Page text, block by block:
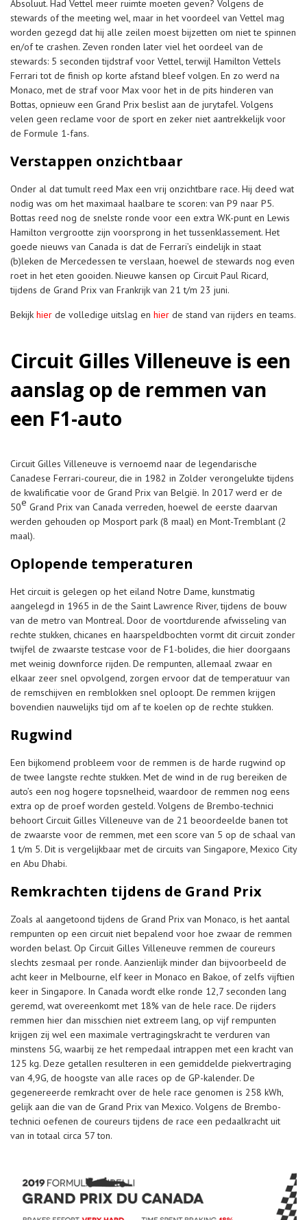
Absoluut. Had Vettel meer ruimte moeten geven? Volgens de
stewards of the meeting wel, maar in het voordeel van Vettel mag
worden gezegd dat hij alle zeilen moest bijzetten om niet te spinnen
en/of te crashen. Zeven ronden later viel het oordeel van de
stewards: 5 seconden tijdstraf voor Vettel, terwijl Hamilton Vettels
Ferrari tot de finish op korte afstand bleef volgen. En zo werd na
Monaco, met de straf voor Max voor het in de pits hinderen van
Bottas, opnieuw een Grand Prix beslist aan de jurytafel. Volgens
velen geen reclame voor de sport en zeker niet aantrekkelijk voor
de Formule 1-fans.
Verstappen onzichtbaar
Onder al dat tumult reed Max een vrij onzichtbare race. Hij deed wat
nodig was om het maximaal haalbare te scoren: van P9 naar P5.
Bottas reed nog de snelste ronde voor een extra WK-punt en Lewis
Hamilton vergrootte zijn voorsprong in het tussenklassement. Het
goede nieuws van Canada is dat de Ferrari’s eindelijk in staat
(b)leken de Mercedessen te verslaan, hoewel de stewards nog even
roet in het eten gooiden. Nieuwe kansen op Circuit Paul Ricard,
tijdens de Grand Prix van Frankrijk van 21 t/m 23 juni.
Bekijk hier de volledige uitslag en hier de stand van rijders en teams.
Circuit Gilles Villeneuve is een
aanslag op de remmen van
een F1-auto
Circuit Gilles Villeneuve is vernoemd naar de legendarische
Canadese Ferrari-coureur, die in 1982 in Zolder verongelukte tijdens
de kwalificatie voor de Grand Prix van België. In 2017 werd er de
50e Grand Prix van Canada verreden, hoewel de eerste daarvan
werden gehouden op Mosport park (8 maal) en Mont-Tremblant (2
maal).
Oplopende temperaturen
Het circuit is gelegen op het eiland Notre Dame, kunstmatig
aangelegd in 1965 in de the Saint Lawrence River, tijdens de bouw
van de metro van Montreal. Door de voortdurende afwisseling van
rechte stukken, chicanes en haarspeldbochten vormt dit circuit zonder
twijfel de zwaarste testcase voor de F1-bolides, die hier doorgaans
met weinig downforce rijden. De rempunten, allemaal zwaar en
elkaar zeer snel opvolgend, zorgen ervoor dat de temperatuur van
de remschijven en remblokken snel oploopt. De remmen krijgen
bovendien nauwelijks tijd om af te koelen op de rechte stukken.
Rugwind
Een bijkomend probleem voor de remmen is de harde rugwind op
de twee langste rechte stukken. Met de wind in de rug bereiken de
auto’s een nog hogere topsnelheid, waardoor de remmen nog eens
extra op de proef worden gesteld. Volgens de Brembo-technici
behoort Circuit Gilles Villeneuve van de 21 beoordeelde banen tot
de zwaarste voor de remmen, met een score van 5 op de schaal van
1 t/m 5. Dit is vergelijkbaar met de circuits van Singapore, Mexico City
en Abu Dhabi.
Remkrachten tijdens de Grand Prix
Zoals al aangetoond tijdens de Grand Prix van Monaco, is het aantal
rempunten op een circuit niet bepalend voor hoe zwaar de remmen
worden belast. Op Circuit Gilles Villeneuve remmen de coureurs
slechts zesmaal per ronde. Aanzienlijk minder dan bijvoorbeeld de
acht keer in Melbourne, elf keer in Monaco en Bakoe, of zelfs vijftien
keer in Singapore. In Canada wordt elke ronde 12,7 seconden lang
geremd, wat overeenkomt met 18% van de hele race. De rijders
remmen hier dan misschien niet extreem lang, op vijf rempunten
krijgen zij wel een maximale vertragingskracht te verduren van
minstens 5G, waarbij ze het rempedaal intrappen met een kracht van
125 kg. Deze getallen resulteren in een gemiddelde piekvertraging
van 4,9G, de hoogste van alle races op de GP-kalender. De
gegenereerde remkracht over de hele race genomen is 258 kWh,
gelijk aan die van de Grand Prix van Mexico. Volgens de Brembo-
technici oefenen de coureurs tijdens de race een pedaalkracht uit
van in totaal circa 57 ton.